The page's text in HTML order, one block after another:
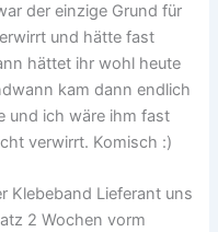
der einzige Grund für
und hätte fast
hättet ihr wohl heute
kam dann endlich
und ich wäre ihm fast
verwirrt. Komisch :)
Klebeband Lieferant uns
2 Wochen vorm